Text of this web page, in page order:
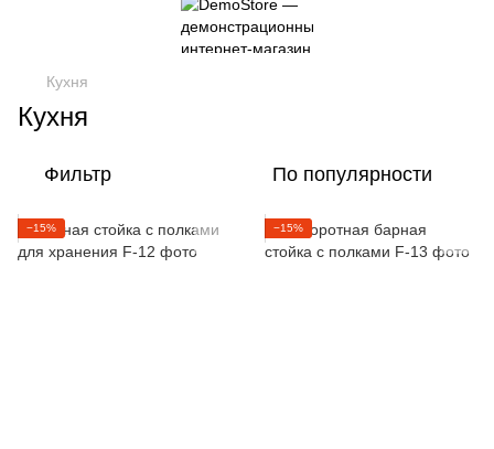
Кухня
Кухня
Фильтр По популярности
−15% −15%